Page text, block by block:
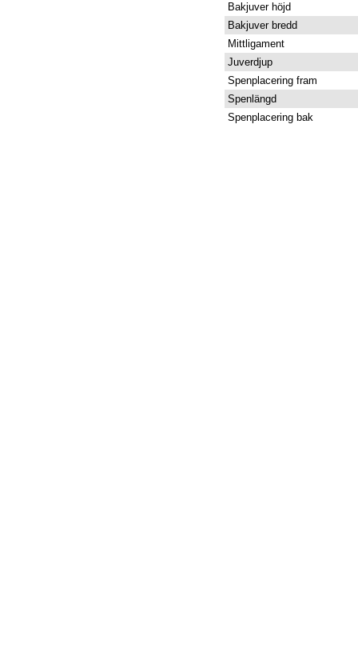
Bakjuver höjd
Bakjuver bredd
Mittligament
Juverdjup
Spenplacering fram
Spenlängd
Spenplacering bak